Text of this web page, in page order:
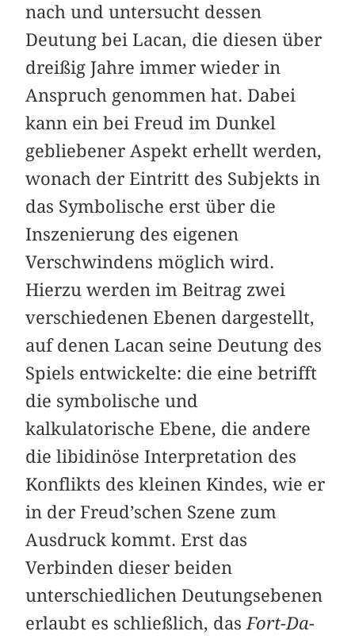
nach und untersucht dessen
Deutung bei Lacan, die diesen über
dreißig Jahre immer wieder in
Anspruch genommen hat. Dabei
kann ein bei Freud im Dunkel
gebliebener Aspekt erhellt werden,
wonach der Eintritt des Subjekts in
das Symbolische erst über die
Inszenierung des eigenen
Verschwindens möglich wird.
Hierzu werden im Beitrag zwei
verschiedenen Ebenen dargestellt,
auf denen Lacan seine Deutung des
Spiels entwickelte: die eine betrifft
die symbolische und
kalkulatorische Ebene, die andere
die libidinöse Interpretation des
Konflikts des kleinen Kindes, wie er
in der Freud’schen Szene zum
Ausdruck kommt. Erst das
Verbinden dieser beiden
unterschiedlichen Deutungsebenen
erlaubt es schließlich, das Fort-Da-